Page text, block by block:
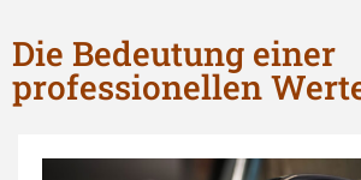
Die Bedeutung einer
professionellen